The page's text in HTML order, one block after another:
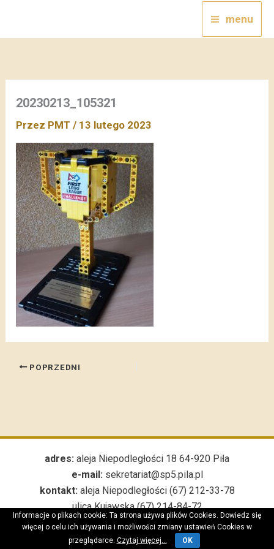
menu
20230213_105321
Przez PMT/ 13 lutego 2023
POPRZEDNI
adres: aleja Niepodległości 18 64-920 Piła
e-mail: sekretariat@sp5.pila.pl
kontakt: aleja Niepodległości (67) 212-33-78
ulica Kujawska (67) 214-84-72
***
Informacje o plikach cookie: Ta strona używa plików Cookies. Dowiedz się
więcej o celu ich używania i możliwości zmiany ustawień Cookies w
przeglądarce. Czytaj więcej... OK